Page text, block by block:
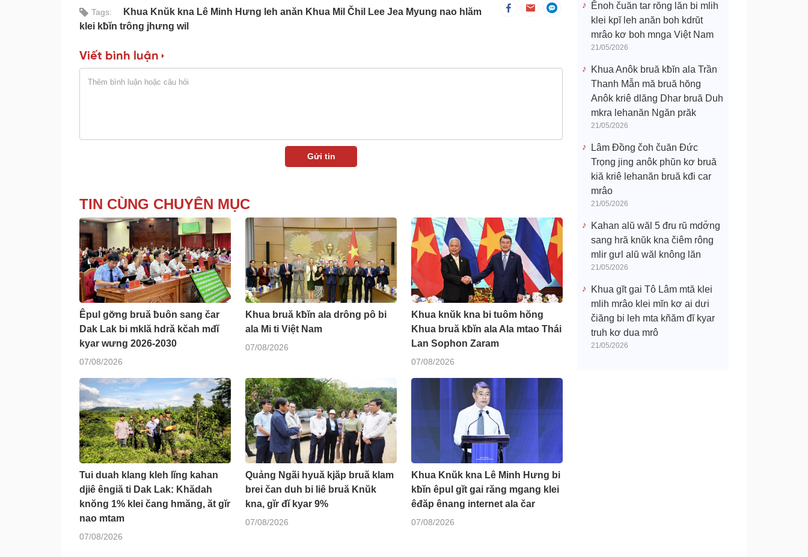
Tags:
Khua Knŭk kna Lê Minh Hưng leh anăn Khua Mil Čhil Lee Jea Myung nao hlăm
klei kƀĭn trông jhưng wil
Viết bình luận
TIN CÙNG CHUYÊN MỤC
Êpul gơ̆ng bruă ƀuôn sang čar
Dak Lak bi mklă hdră kčah mđĭ
kyar wưng 2026-2030
07/08/2026
Khua bruă kƀĭn ala drông pô bi
ala Mi ti Việt Nam
07/08/2026
Khua knŭk kna bi tuôm hŏng
Khua bruă kƀĭn ala Ala mtao Thái
Lan Sophon Zaram
07/08/2026
Tui duah klang kleh lĭng kahan
djiê êngiă ti Dak Lak: Khădah
knŏng 1% klei čang hmăng, ăt gĭr
nao mtam
07/08/2026
Quảng Ngãi hyuă kjăp bruă klam
brei čan duh bi liê bruă Knŭk
kna, gĭr đĭ kyar 9%
07/08/2026
Khua Knŭk kna Lê Minh Hưng bi
kƀĭn êpul gĭt gai răng mgang klei
êđăp ênang internet ala čar
07/08/2026
Ênoh čuăn tar rŏng lăn bi mlih
klei kpĭ leh anăn boh kdrŭt
mrâo kơ boh mnga Việt Nam
21/05/2026
Khua Anôk bruă kƀĭn ala Trần
Thanh Mẫn mă bruă hŏng
Anôk kriê dlăng Dhar bruă Duh
mkra lehanăn Ngăn prăk
21/05/2026
Lâm Đồng čoh čuăn Đức
Trọng jing anôk phŭn kơ bruă
kiă kriê lehanăn bruă kđi car
mrâo
21/05/2026
Kahan alŭ wăl 5 đru rŭ mdơ̆ng
sang hră knŭk kna čiêm rông
mlir gưl alŭ wăl knông lăn
21/05/2026
Khua gĭt gai Tô Lâm mtă klei
mlih mrâo klei mĭn kơ ai dưi
čiăng bi leh mta kñăm đĭ kyar
truh kơ dua mrô
21/05/2026